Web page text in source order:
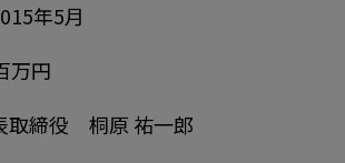
年5月
万円
取締役 桐原 祐一郎